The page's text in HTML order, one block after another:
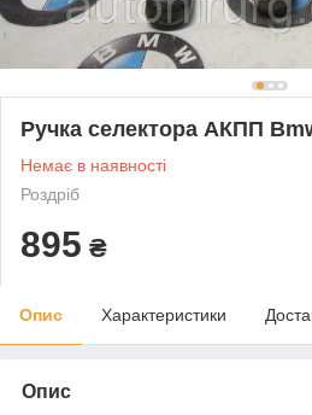
Ручка селектора АКПП
Немає в наявності
Роздріб
895 ₴
Опис Характеристики
Опис